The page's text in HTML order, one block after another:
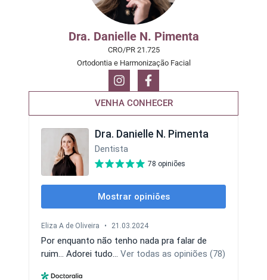
Dra. Danielle N. Pimenta
CRO/PR 21.725
Ortodontia e Harmonização Facial
VENHA CONHECER